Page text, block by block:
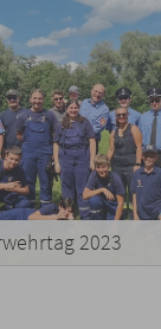
2023